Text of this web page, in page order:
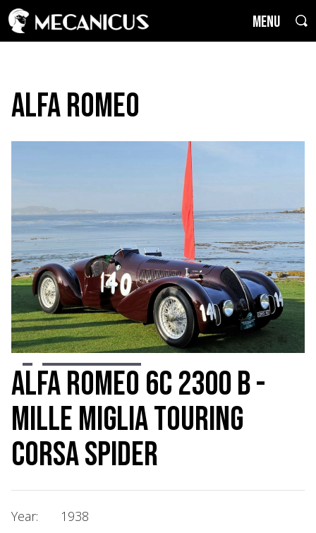
MENU
Alfa Romeo
Alfa Romeo 6C 2300 B -
Mille Miglia Touring
Corsa Spider
Year: 1938